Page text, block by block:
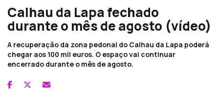
Calhau da Lapa fechado
durante o mês de agosto (vídeo)
A recuperação da zona pedonal do Calhau da Lapa poderá
chegar aos 100 mil euros. O espaço vai continuar
encerrado durante o mês de agosto.